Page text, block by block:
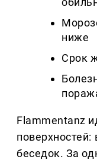
ниже
Срок
Flammentanz
поверхностей:
беседок. За